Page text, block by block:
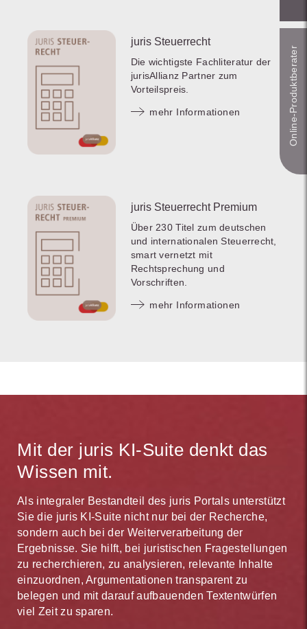
juris Steuerrecht
Die wichtigste Fachliteratur der
jurisAllianz Partner zum
Vorteilspreis.
mehr Informationen
juris Steuerrecht Premium
Über 230 Titel zum deutschen
und internationalen Steuerrecht,
smart vernetzt mit
Rechtsprechung und
Vorschriften.
mehr Informationen
Mit der juris KI-Suite denkt das
Wissen mit.
Als integraler Bestandteil des juris Portals unterstützt
Sie die juris KI-Suite nicht nur bei der Recherche,
sondern auch bei der Weiterverarbeitung der
Ergebnisse. Sie hilft, bei juristischen Fragestellungen
zu recherchieren, zu analysieren, relevante Inhalte
einzuordnen, Argumentationen transparent zu
belegen und mit darauf aufbauenden Textentwürfen
viel Zeit zu sparen.
Online-Produkt­berater